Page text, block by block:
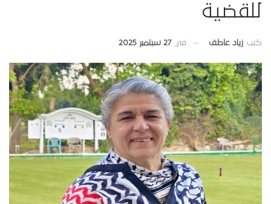
للقضية
كتب زياد عاطف في 27 سبتمبر 2025